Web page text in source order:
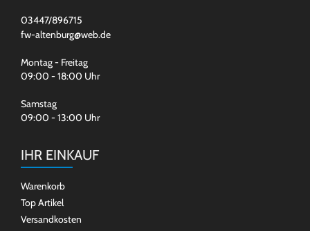
03447/896715
fw-altenburg@web.de
Montag - Freitag
09:00 - 18:00 Uhr
Samstag
09:00 - 13:00 Uhr
IHR EINKAUF
Warenkorb
Top Artikel
Versandkosten